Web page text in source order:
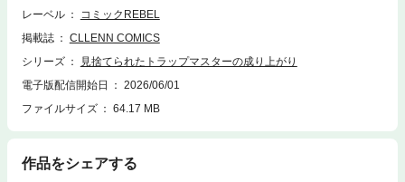
レーベル
コミックREBEL
掲載誌
CLLENN COMICS
シリーズ
見捨てられたトラップマスターの成り上がり
電子版配信開始日
2026/06/01
ファイルサイズ
64.17 MB
作品をシェアする